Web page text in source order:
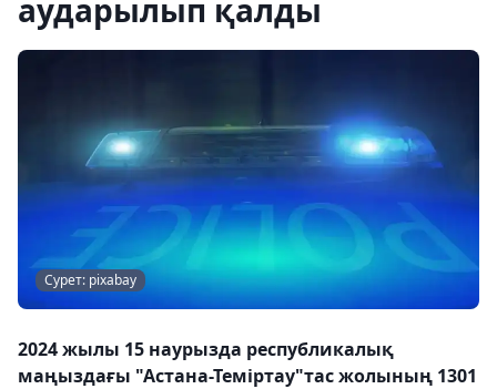
аударылып қалды
Сурет: pixabay
2024 жылы 15 наурызда республикалық
маңыздағы "Астана-Теміртау"тас жолының 1301